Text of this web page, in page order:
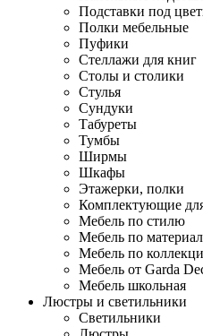
Подставки под
Полки мебельные
Пуфики
Стеллажи для книг
Столы и столики
Стулья
Сундуки
Табуреты
Тумбы
Ширмы
Шкафы
Этажерки, полки
Комплектующие
Мебель по стилю
Мебель по
Мебель по
Мебель от Garda
Мебель школьная
Люстры и светильники
Светильники